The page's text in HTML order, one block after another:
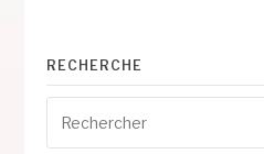
suite
RECHERCHE
pour
: